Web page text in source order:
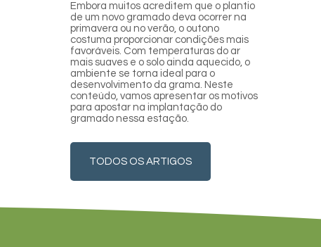
Embora muitos acreditem que o plantio
de um novo gramado deva ocorrer na
primavera ou no verão, o outono
costuma proporcionar condições mais
favoráveis. Com temperaturas do ar
mais suaves e o solo ainda aquecido, o
ambiente se torna ideal para o
desenvolvimento da grama. Neste
conteúdo, vamos apresentar os motivos
para apostar na implantação do
gramado nessa estação.
TODOS OS ARTIGOS